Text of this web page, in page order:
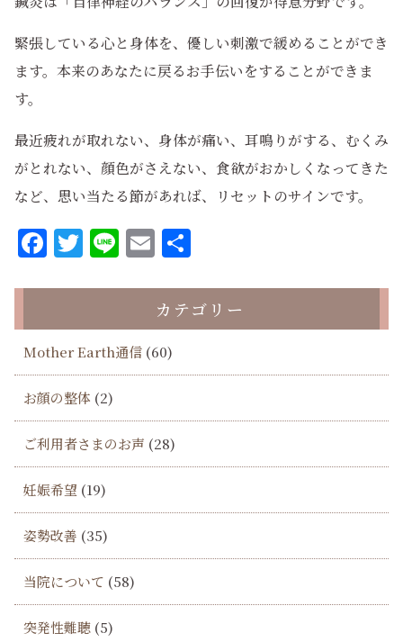
緊張している心と身体を、優しい刺激で緩めることができ
ます。本来のあなたに戻るお手伝いをすることができま
す。
最近疲れが取れない、身体が痛い、耳鳴りがする、むくみ
がとれない、顔色がさえない、食欲がおかしくなってきた
など、思い当たる節があれば、リセットのサインです。
Facebook
Twitter
LineEmail
カテゴリー
Mother Earth通信 (60)
お顔の整体 (2)
ご利用者さまのお声 (28)
妊娠希望 (19)
姿勢改善 (35)
当院について (58)
突発性難聴 (5)